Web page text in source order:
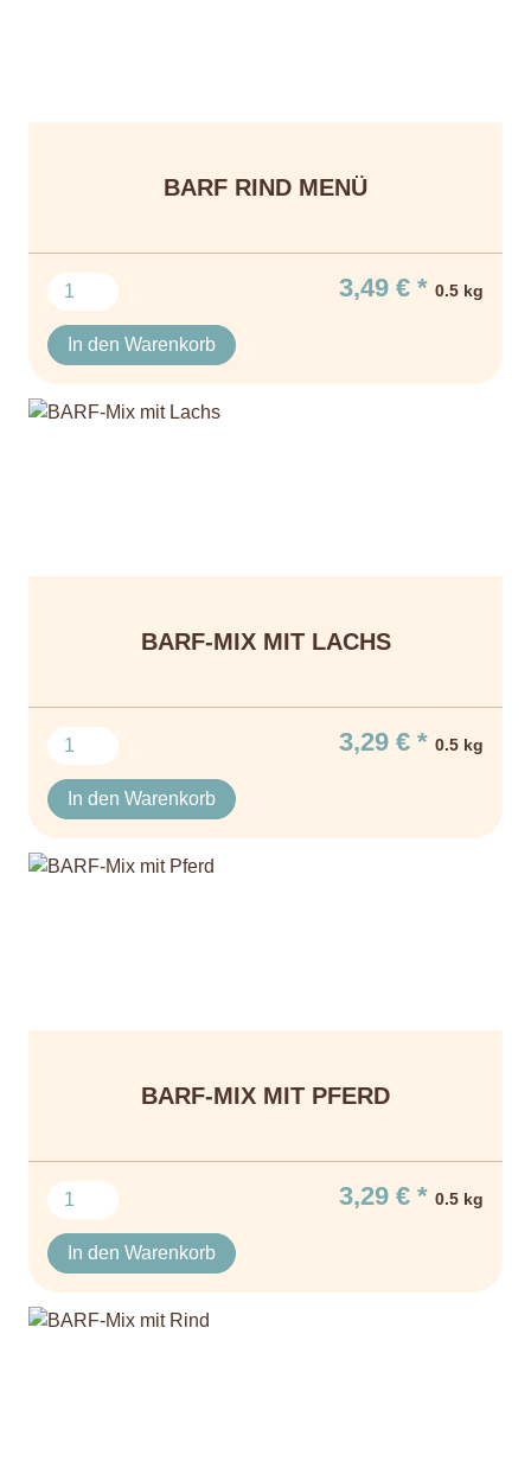
BARF RIND MENÜ
3,49 € * 0.5 kg
In den Warenkorb
BARF-MIX MIT LACHS
3,29 € * 0.5 kg
In den Warenkorb
BARF-MIX MIT PFERD
3,29 € * 0.5 kg
In den Warenkorb